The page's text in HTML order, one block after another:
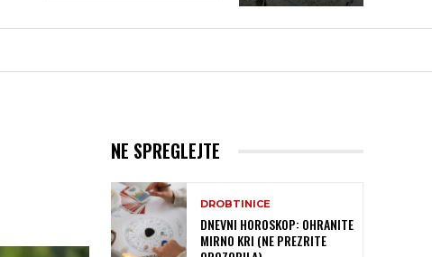
NE SPREGLEJTE
DROBTINICE
DNEVNI HOROSKOP: OHRANITE
MIRNO KRI (NE PREZRITE